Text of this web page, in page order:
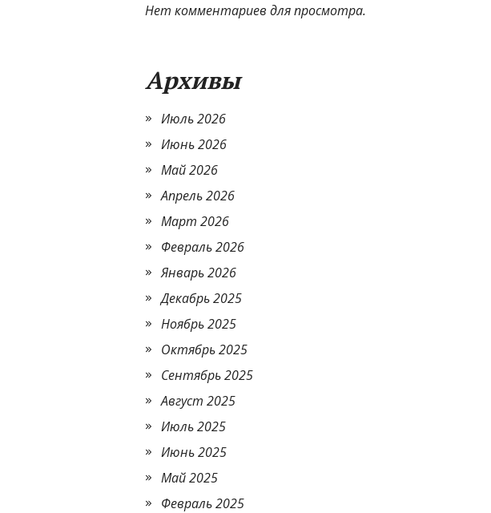
Нет комментариев для просмотра.
Архивы
Июль 2026
Июнь 2026
Май 2026
Апрель 2026
Март 2026
Февраль 2026
Январь 2026
Декабрь 2025
Ноябрь 2025
Октябрь 2025
Сентябрь 2025
Август 2025
Июль 2025
Июнь 2025
Май 2025
Февраль 2025